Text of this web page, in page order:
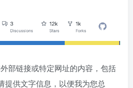
部链接或特定网址的内容，包括
提供文字信息，以便我为您总